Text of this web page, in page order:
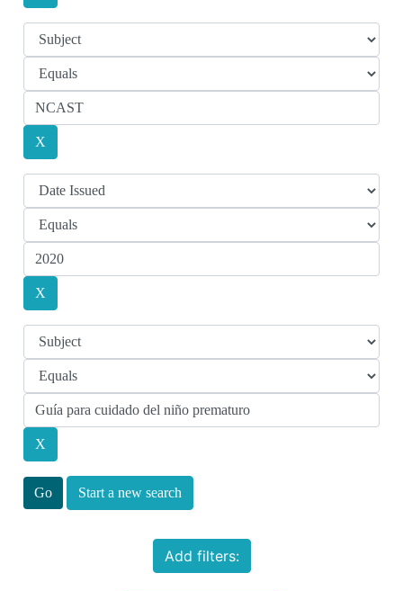
Start a new search
Add filters: